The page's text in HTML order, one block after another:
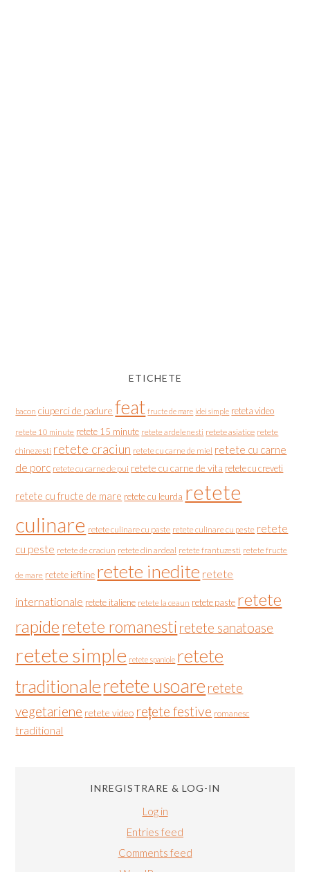
ETICHETE
bacon ciuperci de padure feat fructe de mare idei simple reteta video
retete 10 minute retete 15 minute retete ardelenesti retete asiatice retete
chinezesti retete craciun retete cu carne de miel retete cu carne
de porc retete cu carne de pui retete cu carne de vita retete cu creveti
retete cu fructe de mare retete cu leurda retete
culinare retete culinare cu paste retete culinare cu peste retete
cu peste retete de craciun retete din ardeal retete frantuzesti retete fructe
de mare retete ieftine retete inedite retete
internationale retete italiene retete la ceaun retete paste retete
rapideretete romanesti retete sanatoase
retete simple retete spaniole retete
traditionaleretete usoare retete
vegetariene retete video rețete festive romanesc
traditional
INREGISTRARE & LOG-IN
Log in
Entries feed
Comments feed